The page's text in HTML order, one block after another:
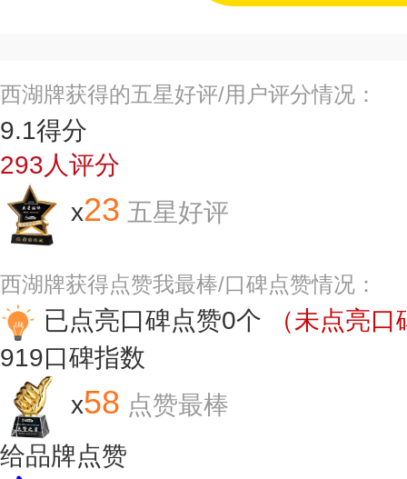
西湖牌获得的五星好评/用户评分情况：
9.1得分
293人评分
x23 五星好评
西湖牌获得点赞我最棒/口碑点赞情况：
已点亮口碑点赞0个
（未点亮
919口碑指数
x58 点赞最棒
给品牌点赞